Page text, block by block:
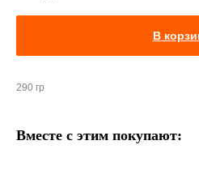
В
290 гр
Вместе с этим покупают: